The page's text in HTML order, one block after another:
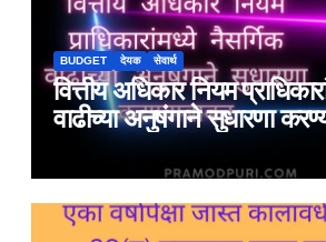
BUDGET देयक सेवार्थ
वित्तीय अधिकार नियम
वाढीच्या अनुषंगाने सुधारणा